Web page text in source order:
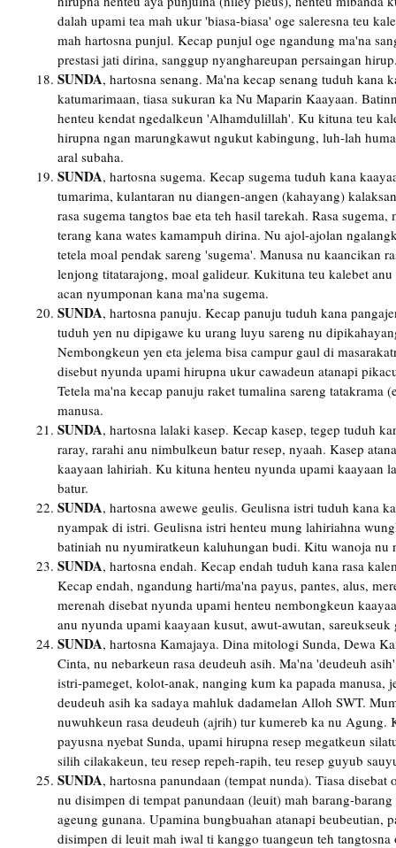
dalah upami tea mah ukur 'biasa-biasa' oge saleresna teu
mah hartosna punjul. Kecap punjul oge ngandung ma'na
prestasi jati dirina, sanggup nyanghareupan persaingan
SUNDA, hartosna senang. Ma'na kecap senang tuduh kana
katumarimaan, tiasa sukuran ka Nu Maparin Kaayaan.
henteu kendat ngedalkeun 'Alhamdulillah'. Ku kituna teu
hirupna ngan marungkawut ngukut kabingung, luh-lah
aral subaha.
SUNDA, hartosna sugema. Kecap sugema tuduh kana
tumarima, kulantaran nu diangen-angen (kahayang)
rasa sugema tangtos bae eta teh hasil tarekah. Rasa
terang kana wates kamampuh dirina. Nu ajol-ajolan
tetela moal pendak sareng 'sugema'. Manusa nu kaancikan
lenjong titatarajong, moal galideur. Kukituna teu kalebet
acan nyumponan kana ma'na sugema.
SUNDA, hartosna panuju. Kecap panuju tuduh kana
tuduh yen nu dipigawe ku urang luyu sareng nu
Nembongkeun yen eta jelema bisa campur gaul di
disebut nyunda upami hirupna ukur cawadeun atanapi
Tetela ma'na kecap panuju raket tumalina sareng tatakrama
manusa.
SUNDA, hartosna lalaki kasep. Kecap kasep, tegep tuduh
raray, rarahi anu nimbulkeun batur resep, nyaah. Kasep
kaayaan lahiriah. Ku kituna henteu nyunda upami kaayaan
batur.
SUNDA, hartosna awewe geulis. Geulisna istri tuduh kana
nyampak di istri. Geulisna istri henteu mung lahiriahna
batiniah nu nyumiratkeun kaluhungan budi. Kitu wanoja nu
SUNDA, hartosna endah. Kecap endah tuduh kana rasa
Kecap endah, ngandung harti/ma'na payus, pantes, alus,
merenah disebat nyunda upami henteu nembongkeun
anu nyunda upami kaayaan kusut, awut-awutan, sareukseuk
SUNDA, hartosna Kamajaya. Dina mitologi Sunda, Dewa
Cinta, nu nebarkeun rasa deudeuh asih. Ma'na 'deudeuh
istri-pameget, kolot-anak, nanging kum ka papada manusa,
deudeuh asih ka sadaya mahluk dadamelan Alloh SWT.
nuwuhkeun rasa deudeuh (ajrih) tur kumereb ka nu Agung.
payusna nyebat Sunda, upami hirupna resep megatkeun
silih cilakakeun, teu resep repeh-rapih, teu resep guyub
SUNDA, hartosna panundaan (tempat nunda). Tiasa
nu disimpen di tempat panundaan (leuit) mah barang-
ageung gunana. Upamina bungbuahan atanapi beubeutian,
disimpen di leuit mah iwal ti kanggo tuangeun teh